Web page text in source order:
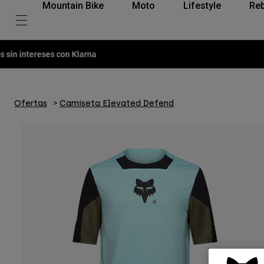
Mountain Bike Moto Lifestyle
Ofertas Camiseta Elevated Defend